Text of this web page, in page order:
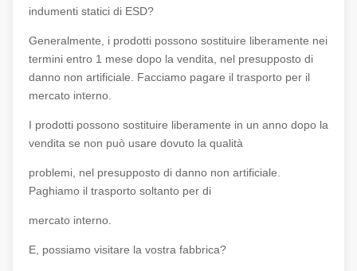
indumenti statici di ESD?
Generalmente, i prodotti possono sostituire liberamente nei
termini entro 1 mese dopo la vendita, nel presupposto di
danno non artificiale. Facciamo pagare il trasporto per il
mercato interno.
I prodotti possono sostituire liberamente in un anno dopo la
vendita se non può usare dovuto la qualità
problemi, nel presupposto di danno non artificiale.
Paghiamo il trasporto soltanto per di
mercato interno.
E, possiamo visitare la vostra fabbrica?